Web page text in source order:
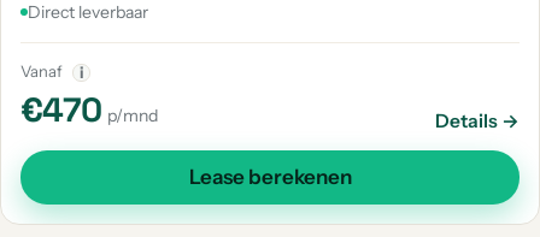
Direct leverbaar
Vanaf i
€470 p/mnd Details →
Lease berekenen